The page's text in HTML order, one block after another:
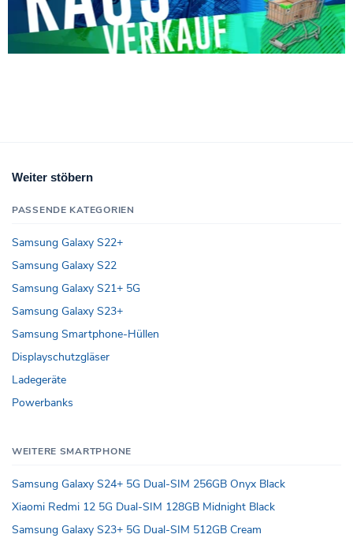
Weiter stöbern
PASSENDE KATEGORIEN
Samsung Galaxy S22+
Samsung Galaxy S22
Samsung Galaxy S21+ 5G
Samsung Galaxy S23+
Samsung Smartphone-Hüllen
Displayschutzgläser
Ladegeräte
Powerbanks
WEITERE SMARTPHONE
Samsung Galaxy S24+ 5G Dual-SIM 256GB Onyx Black
Xiaomi Redmi 12 5G Dual-SIM 128GB Midnight Black
Samsung Galaxy S23+ 5G Dual-SIM 512GB Cream